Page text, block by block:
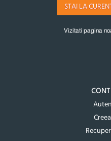
STAI LA
Vizitati pagina